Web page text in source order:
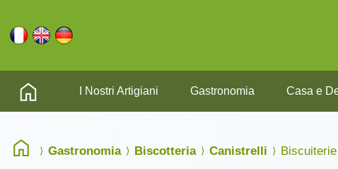
I Nostri Artigiani Gastronomia Casa e
Gastronomia Biscotteria Canistrelli